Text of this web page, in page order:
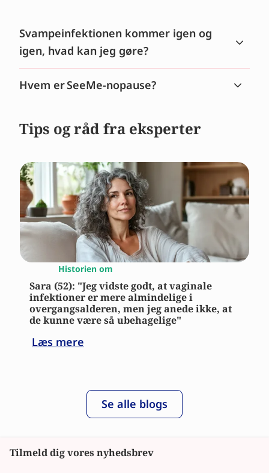
Svampeinfektionen kommer igen og
igen, hvad kan jeg gøre?
Hvem er SeeMe-nopause?
Tips og råd fra eksperter
Historien om
Sara (52): "Jeg vidste godt, at vaginale
infektioner er mere almindelige i
overgangsalderen, men jeg anede ikke, at
de kunne være så ubehagelige"
Læs mere
Se alle blogs
Tilmeld dig vores nyhedsbrev